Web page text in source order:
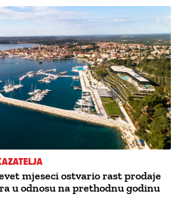
mjeseci ostvario rast prodaje
u odnosu na prethodnu godinu